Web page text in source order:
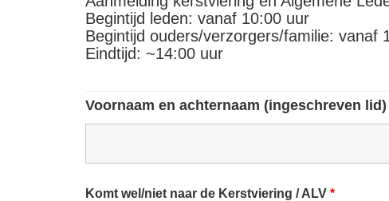
Begintijd leden: vanaf 10:00 uur
Begintijd ouders/verzorgers/familie: vanaf
Eindtijd: ~14:00 uur
Voornaam en achternaam (ingeschreven lid)
Komt wel/niet naar de Kerstviering / ALV *